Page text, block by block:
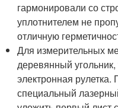
гармонировали со
уплотнителем не
отличную
Для измерительных
деревянный
электронная
специальный